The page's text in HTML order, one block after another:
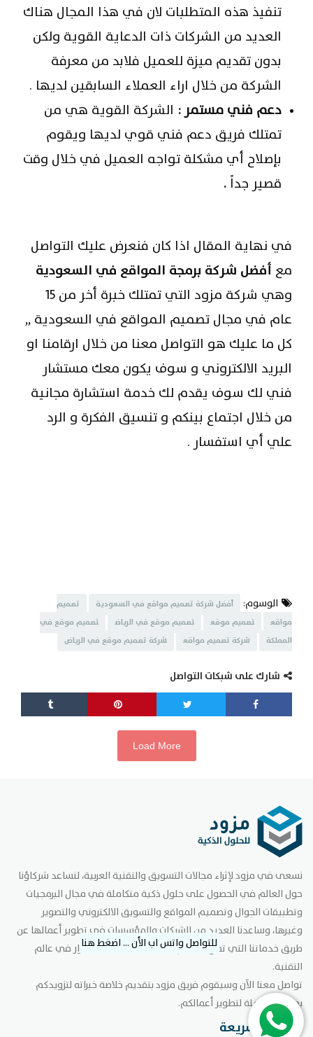
تنفيذ هذه المتطلبات لان في هذا المجال هناك
العديد من الشركات ذات الدعاية القوية ولكن
بدون تقديم ميزة للعميل فلابد من معرفة
الشركة من خلال اراء العملاء السابقين لديها .
دعم فني مستمر : الشركة القوية هي من
تمتلك فريق دعم فني قوي لديها ويقوم
بإصلاح أي مشكلة تواجه العميل في خلال وقت
قصير جداً.
في نهاية المقال اذا كان فنعرض عليك التواصل
مع أفضل شركة برمجة المواقع في السعودية
وهي شركة مزود التي تمتلك خبرة أخر من 15
عام في مجال تصميم المواقع في السعودية ,,
كل ما عليك هو التواصل معنا من خلال ارقامنا او
البريد الالكتروني و سوف يكون معك مستشار
فني لك سوف يقدم لك خدمة استشارة مجانية
من خلال اجتماع بينكم و تنسيق الفكرة و الرد
علي أي استفسار .
الوسوم: أفضل شركة تصميم مواقع في السعودية
تصميم
مواقع
تصميم موقع تصميم موقع في الرياض
تصميم موقع في
المملكة
شركة تصميم مواقع شركة تصميم موقع في الرياض
شارك على شبكات التواصل
Load More
نسعى في مزود لإثراء مجالات التسويق والتقنية العربية، لنساعد شركاؤنا
حول العالم في الحصول على حلول ذكية متكاملة في مجال البرمجيات
وتطبيقات الجوال وتصميم المواقع والتسويق الالكتروني والتصوير
وغيرها، وساعدنا العديد من الشركات والمؤسسات في تطوير أعمالها عن
طريق خدماتنا التي تضع نجاحكم دافعا لها لتتطور باستمرار في عالم
التقنية.
تواصل معنا الآن وسيقوم فريق مزود بتقديم خلاصة خبراته لتزويدكم
بحلول متكاملة لتطوير أعمالكم.
روابط سريعة
للتواصل واتس اب الأن ... اضغط هنا